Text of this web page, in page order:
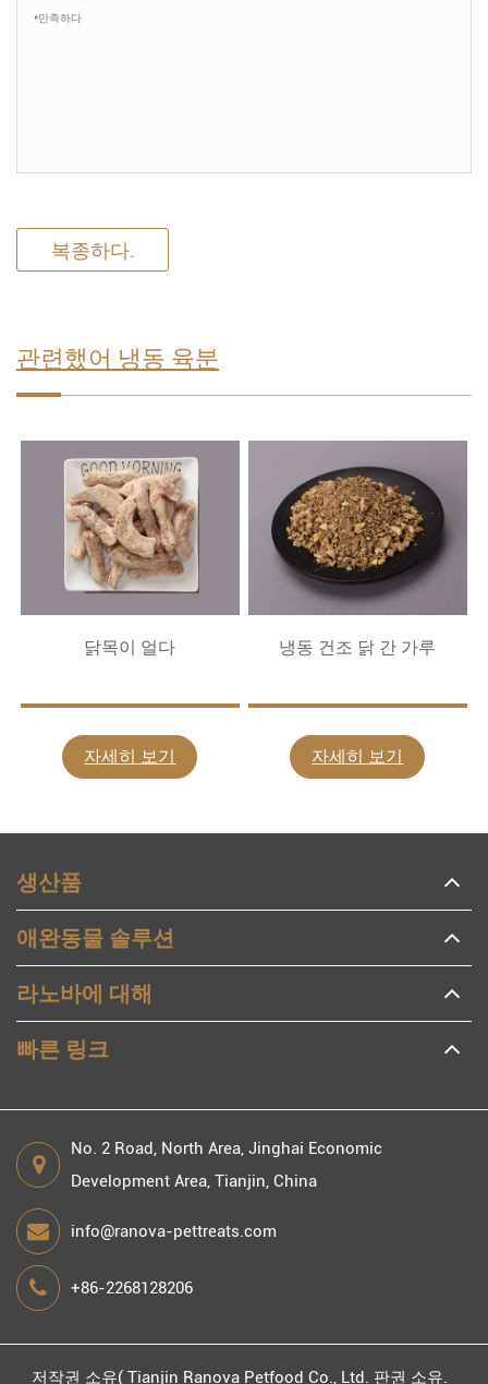
복종하다.
관련했어 냉동 육분
닭목이 얼다
자세히 보기
냉동 건조 닭 간 가루
자세히 보기
생산품
애완동물 솔루션
라노바에 대해
빠른 링크
No. 2 Road, North Area, Jinghai Economic
Development Area, Tianjin, China
info@ranova-pettreats.com
+86-2268128206
저작권 소유( Tianjin Ranova Petfood Co., Ltd. 판권 소유.